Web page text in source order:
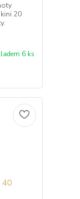
20
6 ks